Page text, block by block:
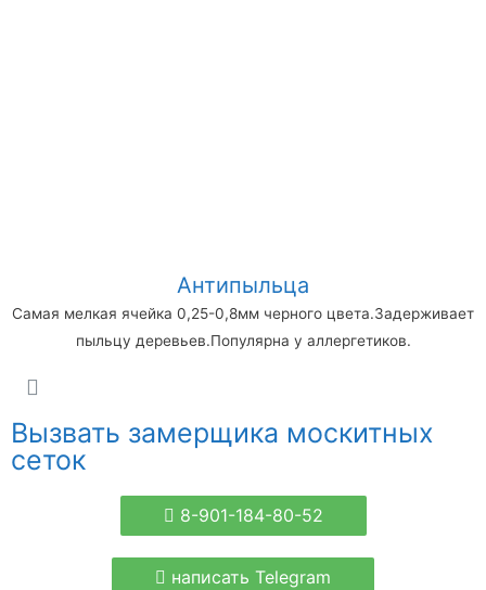
Антипыльца
Самая мелкая ячейка 0,25-0,8мм черного цвета.Задерживает
пыльцу деревьев.Популярна у аллергетиков.
Вызвать замерщика москитных
сеток
8-901-184-80-52
написать Telegram